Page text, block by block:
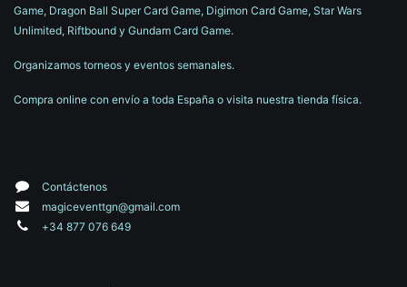
Game, Dragon Ball Super Card Game, Digimon Card Game, Star Wars
Unlimited, Riftbound y Gundam Card Game.
Organizamos torneos y eventos semanales.
Compra online con envío a toda España o visita nuestra tienda física.
Contáctenos
magiceventtgn@gmail.com
+34 877 076 649